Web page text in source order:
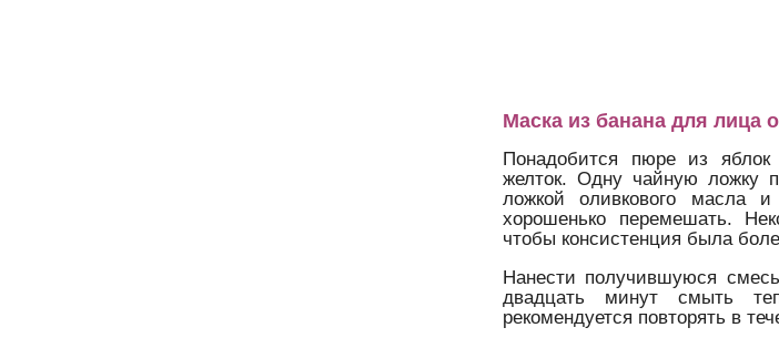
Маска из банана для
Понадобится пюре из
желток. Одну чайную ложку
ложкой оливкового масла
хорошенько перемешать.
чтобы консистенция была
Нанести получившуюся
двадцать минут смыть
рекомендуется повторять в